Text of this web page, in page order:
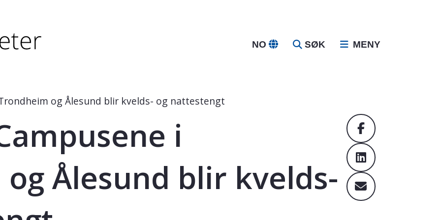
eller - (minus) for å forminske.
eller - (minus) for å forminske.
NO SØK MENY
og Ålesund blir kvelds- og nattestengt
i
Ålesund blir kvelds-